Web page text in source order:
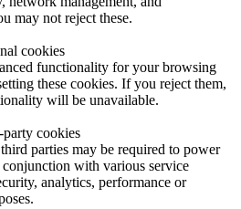
may not reject these.
cookies
functionality for your browsing
these cookies. If you reject them,
will be unavailable.
cookies
parties may be required to power
with various service
analytics, performance or